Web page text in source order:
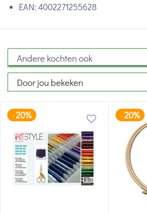
EAN: 4002271255628
Andere kochten ook
Door jou bekeken
-20% -20%